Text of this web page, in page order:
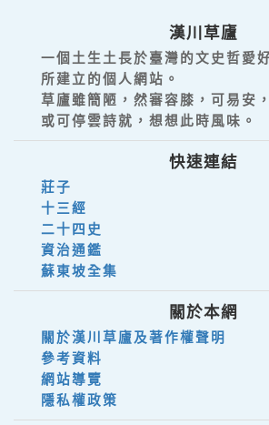
漢川草廬
一個土生土長於臺灣的文史哲愛
所建立的個人網站。
草廬雖簡陋，然審容膝，可易安，
或可停雲詩就，想想此時風味。
快速連結
莊子
十三經
二十四史
資治通鑑
蘇東坡全集
關於本網
關於漢川草廬及著作權聲明
參考資料
網站導覽
隱私權政策